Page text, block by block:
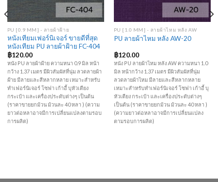
PU [0.9 MM] - ลายผ้าฝ้าย
หนังเทียมเฟอร์นิเจอร์ ขายดีที่สุด
หนังเทียม PU ลายผ้าฝ้าย FC-404
฿120.00
หนัง PU ลายผ้าฝ้าย ความหนา 0.9 มิล หน้า
กว้าง 1.37 เมตร มีผิวสัมผัสที่นุ่ม ลวดลายผ้า
ฝ้าย มีลายและสีหลากหลาย เหมาะสำหรับ
ทำเฟอร์นิเจอร์ โซฟา เก้าอี้ บุหัวเตียง
กระเป๋า และเครื่องประดับต่างๆ เป็นต้น
(ราคาขายยกม้วน ม้วนละ 40 หลา ) (ความ
ยาวต่อหลาอาจมีการเปลี่ยนแปลงตามรอบ
การผลิต)
PU [1.0 MM] - ลายผ้าไหม หลัง AW
PU ลายผ้าไหม หลัง AW-20
฿120.00
หนัง PU ลายผ้าไหม หลัง AW ความหนา 1.0
มิล หน้ากว้าง 1.37 เมตร มีผิวสัมผัสที่นุ่ม
ลวดลายผ้าไหม มีลายและสีหลากหลาย
เหมาะสำหรับทำเฟอร์นิเจอร์ โซฟา เก้าอี้ บุ
หัวเตียง กระเป๋า และเครื่องประดับต่างๆ
เป็นต้น (ราคาขายยกม้วน ม้วนละ 40 หลา )
(ความยาวต่อหลาอาจมีการเปลี่ยนแปลง
ตามรอบการผลิต)